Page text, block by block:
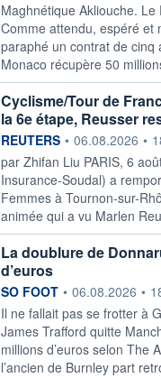
Maghnétique Akliouche.
Comme attendu, espéré et
paraphé un contrat de cinq
Monaco récupère 50
Cyclisme/Tour de
la 6e étape, Reusser
information fournie par
REUTERS • 06.08.2026 •
par Zhifan Liu PARIS, 6
‌Insurance-Soudal) a
Femmes à Tournon-sur-
animée qui a vu Marlen
La doublure de
d’euros
information fournie par
SO FOOT • 06.08.2026 •
Il ne fallait pas se frotter à
James Trafford quitte
millions d’euros selon The
l’ancien de Burnley part